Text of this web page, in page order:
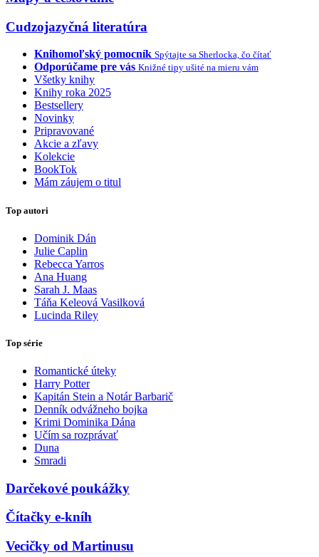
Cudzojazyčná literatúra
Knihomoľský pomocník Spýtajte sa Sherlocka, čo čítať
Odporúčame pre vás Knižné tipy ušité na mieru vám
Všetky knihy
Knihy roka 2025
Bestsellery
Novinky
Pripravované
Akcie a zľavy
Kolekcie
BookTok
Mám záujem o titul
Top autori
Dominik Dán
Julie Caplin
Rebecca Yarros
Ana Huang
Sarah J. Maas
Táňa Keleová Vasilková
Lucinda Riley
Top série
Romantické úteky
Harry Potter
Kapitán Stein a Notár Barbarič
Denník odvážneho bojka
Krimi Dominika Dána
Učím sa rozprávať
Duna
Smradi
Darčekové poukážky
Čítačky e-kníh
Vecičky od Martinusu